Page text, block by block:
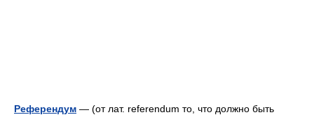
Референдум — (от лат. referendum то, что должно быть